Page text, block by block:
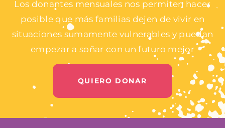
Los donantes mensuales nos permiten hacer
posible que más familias dejen de vivir en
situaciones sumamente vulnerables y puedan
empezar a soñar con un futuro mejor
QUIERO DONAR